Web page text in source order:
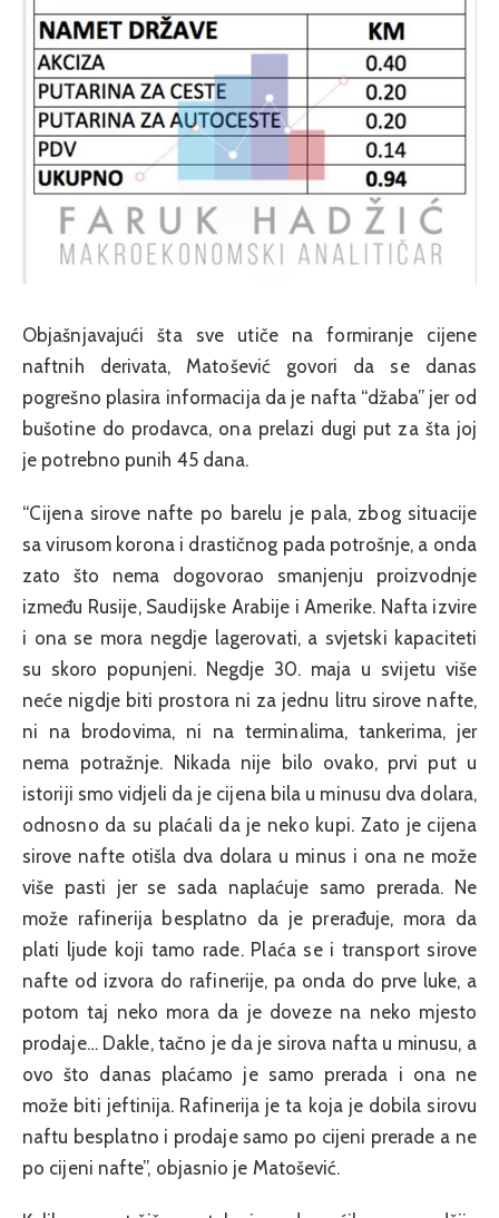
Objašnjavajući šta sve utiče na formiranje cijene
naftnih derivata, Matošević govori da se danas
pogrešno plasira informacija da je nafta “džaba” jer od
bušotine do prodavca, ona prelazi dugi put za šta joj
je potrebno punih 45 dana.
“Cijena sirove nafte po barelu je pala, zbog situacije
sa virusom korona i drastičnog pada potrošnje, a onda
zato što nema dogovorao smanjenju proizvodnje
između Rusije, Saudijske Arabije i Amerike. Nafta izvire
i ona se mora negdje lagerovati, a svjetski kapaciteti
su skoro popunjeni. Negdje 30. maja u svijetu više
neće nigdje biti prostora ni za jednu litru sirove nafte,
ni na brodovima, ni na terminalima, tankerima, jer
nema potražnje. Nikada nije bilo ovako, prvi put u
istoriji smo vidjeli da je cijena bila u minusu dva dolara,
odnosno da su plaćali da je neko kupi. Zato je cijena
sirove nafte otišla dva dolara u minus i ona ne može
više pasti jer se sada naplaćuje samo prerada. Ne
može rafinerija besplatno da je prerađuje, mora da
plati ljude koji tamo rade. Plaća se i transport sirove
nafte od izvora do rafinerije, pa onda do prve luke, a
potom taj neko mora da je doveze na neko mjesto
prodaje… Dakle, tačno je da je sirova nafta u minusu, a
ovo što danas plaćamo je samo prerada i ona ne
može biti jeftinija. Rafinerija je ta koja je dobila sirovu
naftu besplatno i prodaje samo po cijeni prerade a ne
po cijeni nafte”, objasnio je Matošević.